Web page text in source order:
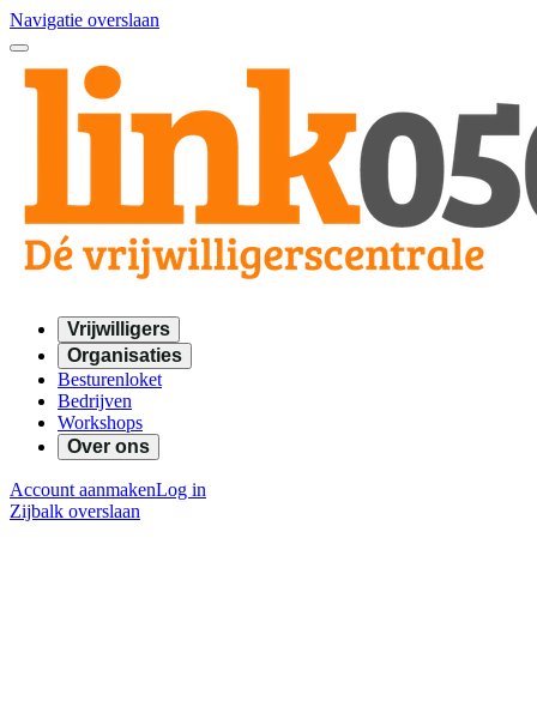
Navigatie overslaan
Vrijwilligers
Organisaties
Besturenloket
Bedrijven
Workshops
Over ons
Account aanmakenLog in
Zijbalk overslaan